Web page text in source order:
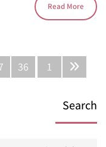
Read More
1
36
Search